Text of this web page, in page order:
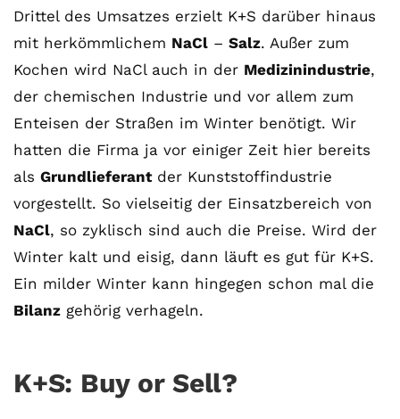
Drittel des Umsatzes erzielt K+S darüber hinaus
mit herkömmlichem NaCl – Salz. Außer zum
Kochen wird NaCl auch in der Medizinindustrie,
der chemischen Industrie und vor allem zum
Enteisen der Straßen im Winter benötigt. Wir
hatten die Firma ja vor einiger Zeit hier bereits
als Grundlieferantder Kunststoffindustrie
vorgestellt. So vielseitig der Einsatzbereich von
NaCl, so zyklisch sind auch die Preise. Wird der
Winter kalt und eisig, dann läuft es gut für K+S.
Ein milder Winter kann hingegen schon mal die
Bilanz gehörig verhageln.
K+S: Buy or Sell?